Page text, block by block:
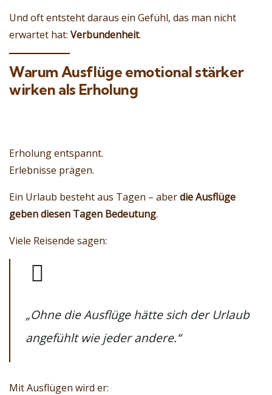
Und oft entsteht daraus ein Gefühl, das man nicht
erwartet hat: Verbundenheit.
Warum Ausflüge emotional stärker
wirken als Erholung
Erholung entspannt.
Erlebnisse prägen.
Ein Urlaub besteht aus Tagen – aberdie Ausflüge
geben diesen Tagen Bedeutung.
Viele Reisende sagen:
„Ohne die Ausflüge hätte sich der Urlaub
angefühlt wie jeder andere.“
Mit Ausflügen wird er: